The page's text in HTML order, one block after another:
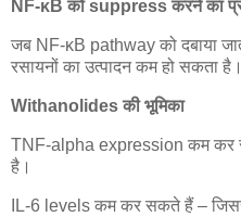
NF-κB को suppress करने का
जब NF-κB pathway को दबाया
रसायनों का उत्पादन कम हो सकता है।
Withanolides की भूमिका
TNF-alpha expression कम
है।
IL-6 levels कम कर सकते हैं –